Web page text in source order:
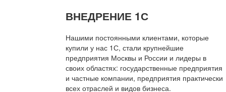
ВНЕДРЕНИЕ 1С
Нашими постоянными клиентами, которые
купили у нас 1С, стали крупнейшие
предприятия Москвы и России и лидеры в
своих областях: государственные предприятия
и частные компании, предприятия практически
всех отраслей и видов бизнеса.